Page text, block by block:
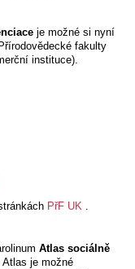
je možné si nyní
fakulty
instituce).
PřF UK .
Atlas sociálně
Atlas je možné